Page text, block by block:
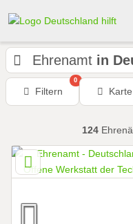
Ehrenamt in
Filtern
0
Karte
124